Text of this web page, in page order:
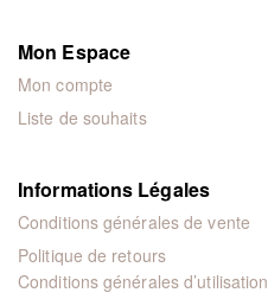
Mon Espace
Mon compte
Liste de souhaits
Informations Légales
Conditions générales de vente
Politique de retours
Conditions générales d’utilisation